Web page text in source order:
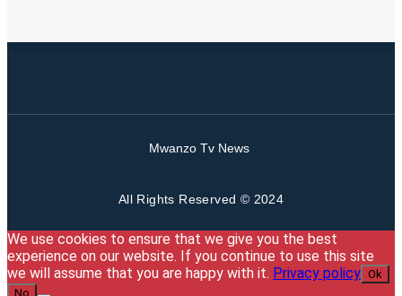
Mwanzo Tv News
All Rights Reserved © 2024
We use cookies to ensure that we give you the best
experience on our website. If you continue to use this site
we will assume that you are happy with it. Privacy policy Ok
No